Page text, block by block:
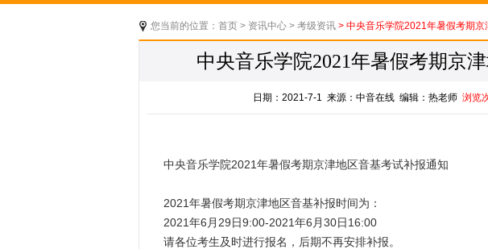
您当前的位置： 首页 > 资讯中心 > 考级资讯 > 中央音乐学院2021年暑假考期
中央音乐学院2021年暑假考期京
日期：2021-7-1 来源：中音在线 编辑：热老师 浏览
中央音乐学院2021年暑假考期京津地区音基考试补报通知
2021年暑假考期京津地区音基补报时间为：
2021年6月29日9:00-2021年6月30日16:00
请各位考生及时进行报名，后期不再安排补报。